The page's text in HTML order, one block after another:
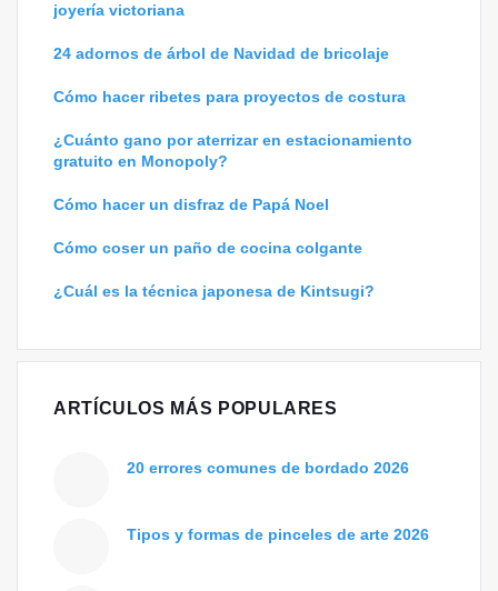
joyería victoriana
24 adornos de árbol de Navidad de bricolaje
Cómo hacer ribetes para proyectos de costura
¿Cuánto gano por aterrizar en estacionamiento
gratuito en Monopoly?
Cómo hacer un disfraz de Papá Noel
Cómo coser un paño de cocina colgante
¿Cuál es la técnica japonesa de Kintsugi?
ARTÍCULOS MÁS POPULARES
20 errores comunes de bordado 2026
Tipos y formas de pinceles de arte 2026